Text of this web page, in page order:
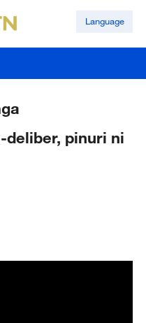
Language
deliber, pinuri ni